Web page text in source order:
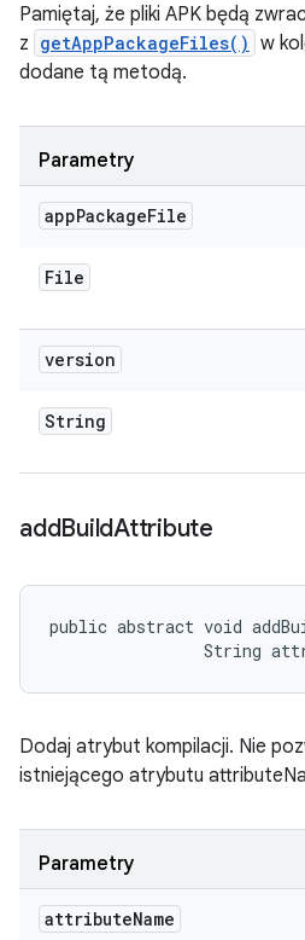
Pamiętaj, że pliki APK będą
z getAppPackageFiles() w
dodane tą metodą.
Parametry
appPackageFile
File
version
String
addBuildAttribute
public abstract void
String
Dodaj atrybut kompilacji. Nie
istniejącego atrybutu
Parametry
attributeName